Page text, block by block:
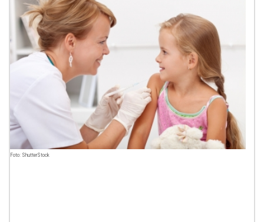
Foto: ShutterStock